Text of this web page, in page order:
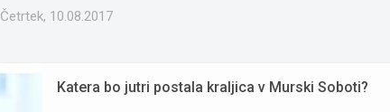
Četrtek, 10.08.2017
Katera bo jutri postala kraljica v Murski Soboti?